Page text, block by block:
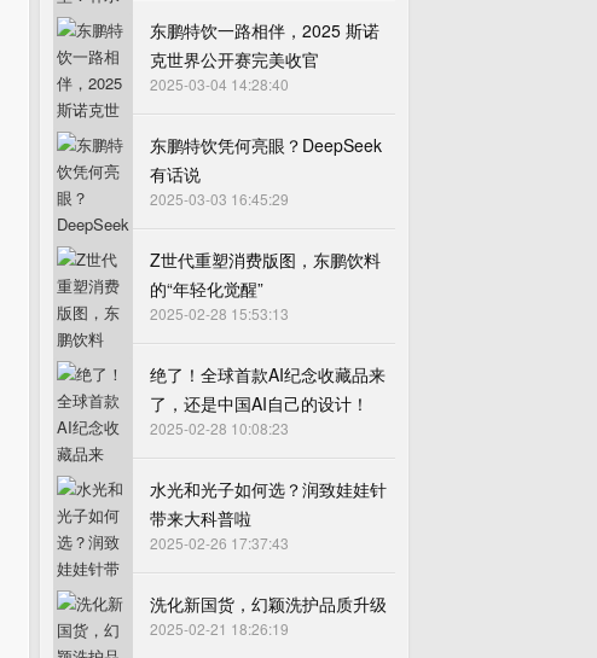
东鹏特饮一路相伴，2025 斯诺
克世界公开赛完美收官
2025-03-04 14:28:40
东鹏特饮凭何亮眼？DeepSeek
有话说
2025-03-03 16:45:29
Z世代重塑消费版图，东鹏饮料
的“年轻化觉醒”
2025-02-28 15:53:13
绝了！全球首款AI纪念收藏品来
了，还是中国AI自己的设计！
2025-02-28 10:08:23
水光和光子如何选？润致娃娃针
带来大科普啦
2025-02-26 17:37:43
洗化新国货，幻颖洗护品质升级
2025-02-21 18:26:19